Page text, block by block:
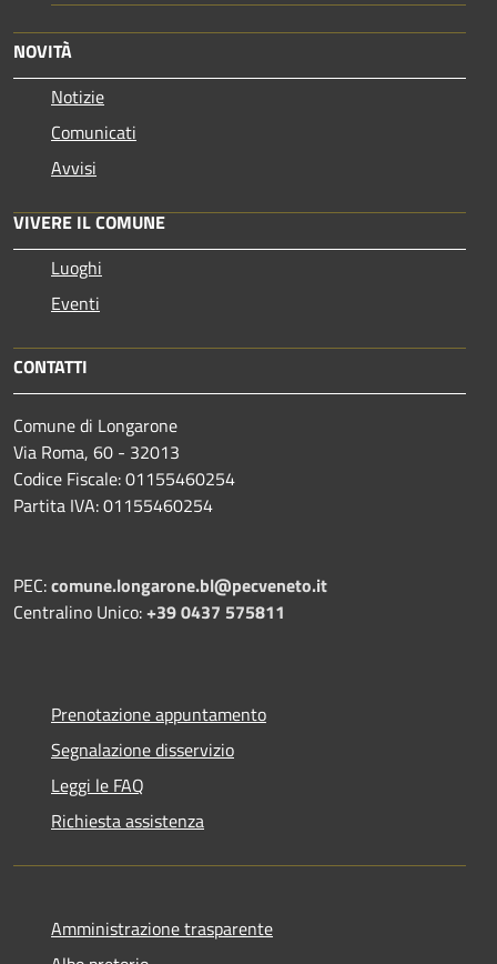
NOVITÀ
Notizie
Comunicati
Avvisi
VIVERE IL COMUNE
Luoghi
Eventi
CONTATTI
Comune di Longarone
Via Roma, 60 - 32013
Codice Fiscale: 01155460254
Partita IVA: 01155460254
PEC:comune.longarone.bl@pecveneto.it
Centralino Unico:+39 0437 575811
Prenotazione appuntamento
Segnalazione disservizio
Leggi le FAQ
Richiesta assistenza
Amministrazione trasparente